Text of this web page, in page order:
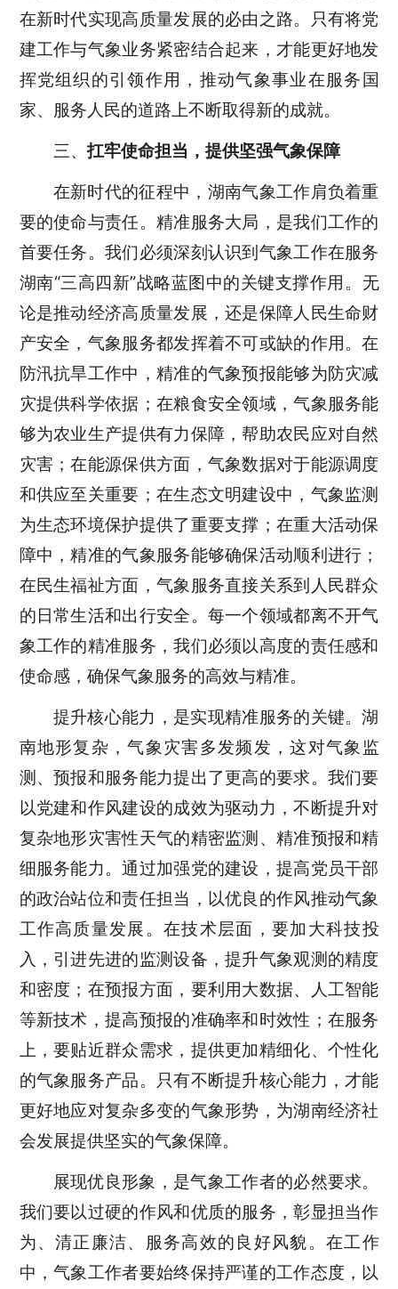
在新时代实现高质量发展的必由之路。只有将党
建工作与气象业务紧密结合起来，才能更好地发
挥党组织的引领作用，推动气象事业在服务国
家、服务人民的道路上不断取得新的成就。
三、扛牢使命担当，提供坚强气象保障
在新时代的征程中，湖南气象工作肩负着重
要的使命与责任。精准服务大局，是我们工作的
首要任务。我们必须深刻认识到气象工作在服务
湖南“三高四新”战略蓝图中的关键支撑作用。无
论是推动经济高质量发展，还是保障人民生命财
产安全，气象服务都发挥着不可或缺的作用。在
防汛抗旱工作中，精准的气象预报能够为防灾减
灾提供科学依据；在粮食安全领域，气象服务能
够为农业生产提供有力保障，帮助农民应对自然
灾害；在能源保供方面，气象数据对于能源调度
和供应至关重要；在生态文明建设中，气象监测
为生态环境保护提供了重要支撑；在重大活动保
障中，精准的气象服务能够确保活动顺利进行；
在民生福祉方面，气象服务直接关系到人民群众
的日常生活和出行安全。每一个领域都离不开气
象工作的精准服务，我们必须以高度的责任感和
使命感，确保气象服务的高效与精准。
提升核心能力，是实现精准服务的关键。湖
南地形复杂，气象灾害多发频发，这对气象监
测、预报和服务能力提出了更高的要求。我们要
以党建和作风建设的成效为驱动力，不断提升对
复杂地形灾害性天气的精密监测、精准预报和精
细服务能力。通过加强党的建设，提高党员干部
的政治站位和责任担当，以优良的作风推动气象
工作高质量发展。在技术层面，要加大科技投
入，引进先进的监测设备，提升气象观测的精度
和密度；在预报方面，要利用大数据、人工智能
等新技术，提高预报的准确率和时效性；在服务
上，要贴近群众需求，提供更加精细化、个性化
的气象服务产品。只有不断提升核心能力，才能
更好地应对复杂多变的气象形势，为湖南经济社
会发展提供坚实的气象保障。
展现优良形象，是气象工作者的必然要求。
我们要以过硬的作风和优质的服务，彰显担当作
为、清正廉洁、服务高效的良好风貌。在工作
中，气象工作者要始终保持严谨的工作态度，以